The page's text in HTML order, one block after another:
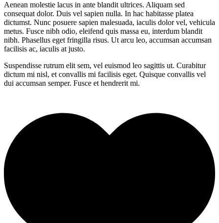
Aenean molestie lacus in ante blandit ultrices. Aliquam sed
consequat dolor. Duis vel sapien nulla. In hac habitasse platea
dictumst. Nunc posuere sapien malesuada, iaculis dolor vel, vehicula
metus. Fusce nibh odio, eleifend quis massa eu, interdum blandit
nibh. Phasellus eget fringilla risus. Ut arcu leo, accumsan accumsan
facilisis ac, iaculis at justo.
Suspendisse rutrum elit sem, vel euismod leo sagittis ut. Curabitur
dictum mi nisl, et convallis mi facilisis eget. Quisque convallis vel
dui accumsan semper. Fusce et hendrerit mi.